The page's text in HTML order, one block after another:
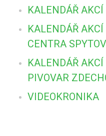
KALENDÁŘ AKCÍ
KALENDÁŘ
CENTRA
KALENDÁŘ
PIVOVAR
VIDEOKRONIKA